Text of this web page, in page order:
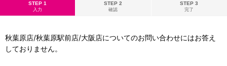
STEP 1
入力
STEP 2
確認
STEP 3
完了
秋葉原店/秋葉原駅前店/大阪店についてのお問い合わせにはお答え
しておりません。